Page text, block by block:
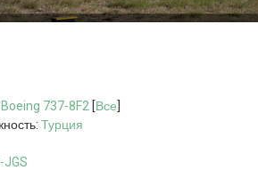
Boeing 737-8F2 [Все]
Турция
JGS